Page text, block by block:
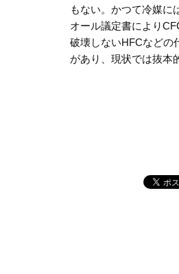
もない。かつて冷媒に
オール議定書により
破壊しないHFCなどの
があり、現状では抜本